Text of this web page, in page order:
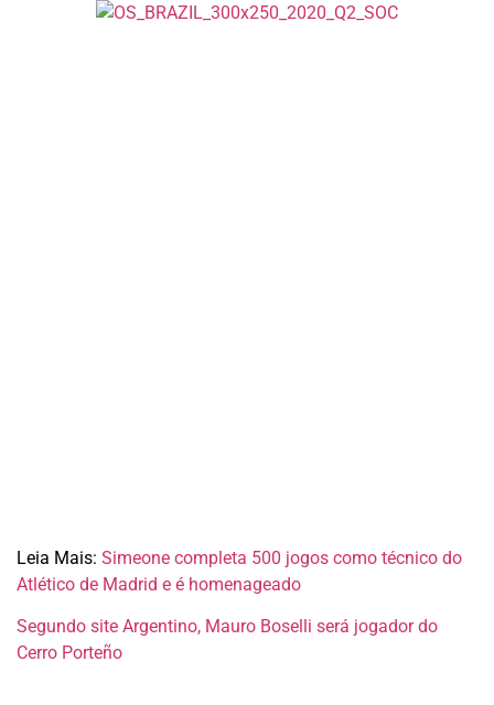
Leia Mais: Simeone completa 500 jogos como técnico do
Atlético de Madrid e é homenageado
Segundo site Argentino, Mauro Boselli será jogador do
Cerro Porteño